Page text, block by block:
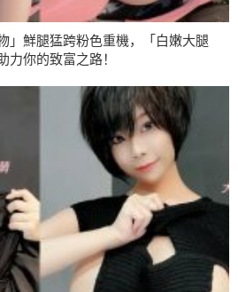
」鮮腿猛跨粉色重機，「白嫩大腿
力你的致富之路！